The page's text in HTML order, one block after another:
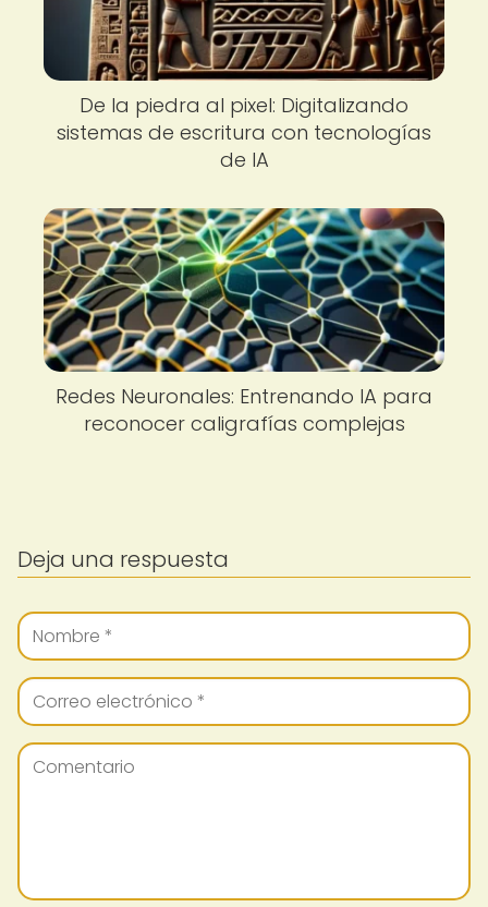
De la piedra al pixel: Digitalizando
sistemas de escritura con tecnologías
de IA
Redes Neuronales: Entrenando IA para
reconocer caligrafías complejas
Deja una respuesta